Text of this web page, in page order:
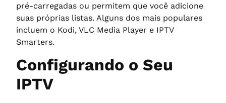
pré-carregadas ou permitem que você adicione
suas próprias listas. Alguns dos mais populares
incluem o Kodi, VLC Media Player e IPTV
Smarters.
Configurando o Seu
IPTV